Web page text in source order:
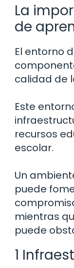
La
de
El entorno
calidad de
Este
recursos
escolar.
Un
puede
mientras
puede
1